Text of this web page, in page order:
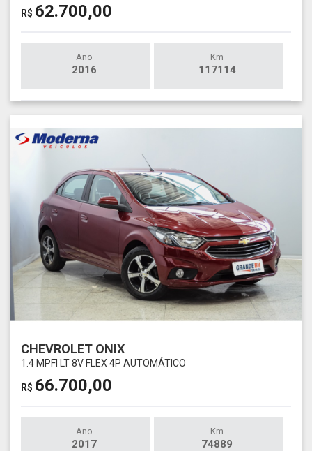
R$ 62.700,00
Ano
2016
Km
117114
CHEVROLET ONIX
1.4 MPFI LT 8V FLEX 4P AUTOMÁTICO
R$ 66.700,00
Ano
2017
Km
74889